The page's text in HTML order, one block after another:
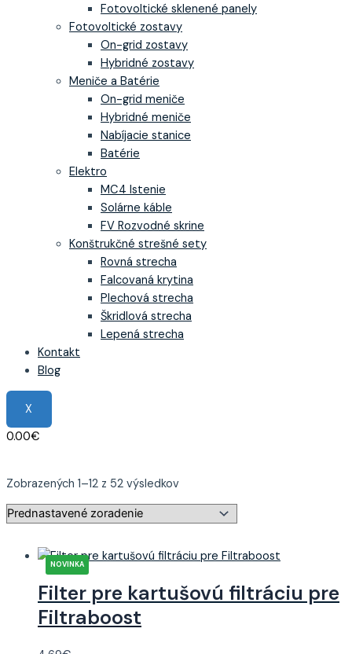
Fotovoltické sklenené panely
Fotovoltické zostavy
On-grid zostavy
Hybridné zostavy
Meniče a Batérie
On-grid meniče
Hybridné meniče
Nabíjacie stanice
Batérie
Elektro
MC4 Istenie
Solárne káble
FV Rozvodné skrine
Konštrukčné strešné sety
Rovná strecha
Falcovaná krytina
Plechová strecha
Škridlová strecha
Lepená strecha
Kontakt
Blog
X
0.00€
Zobrazených 1–12 z 52 výsledkov
Filter pre kartušovú filtráciu pre
Filtraboost